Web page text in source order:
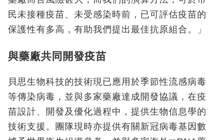
民未接種疫苗、未受感染時前，已可評估疫苗的
保護性有多高，有助我們提出最佳抗原組合。」
與藥廠共同開發疫苗
貝思生物科技的技術現已應用於季節性流感病毒
等傳染病毒，並與多家藥廠達成開發協議，在疫
苗設計、開發及優化過程中，提供生物信息學的
技術支援。團隊現時亦提供有關新冠病毒基因數